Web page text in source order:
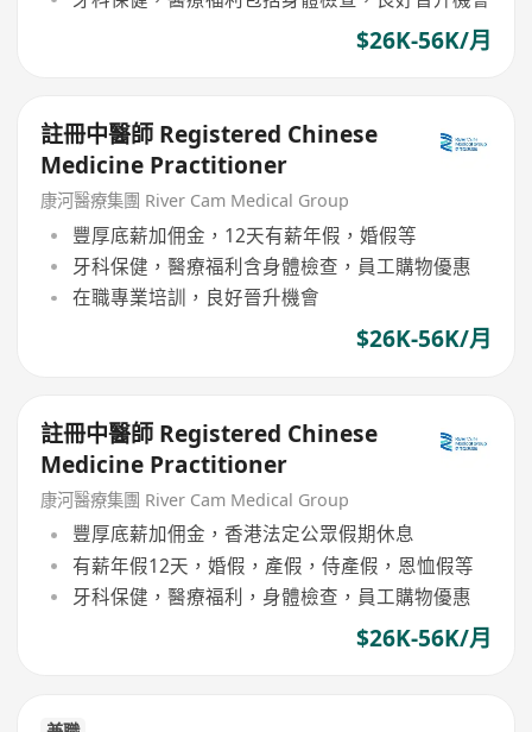
$26K-56K/月
註冊中醫師 Registered Chinese
Medicine Practitioner
康河醫療集團 River Cam Medical Group
豐厚底薪加佣金，12天有薪年假，婚假等
牙科保健，醫療福利含身體檢查，員工購物優惠
在職專業培訓，良好晉升機會
$26K-56K/月
註冊中醫師 Registered Chinese
Medicine Practitioner
康河醫療集團 River Cam Medical Group
豐厚底薪加佣金，香港法定公眾假期休息
有薪年假12天，婚假，產假，侍產假，恩恤假等
牙科保健，醫療福利，身體檢查，員工購物優惠
$26K-56K/月